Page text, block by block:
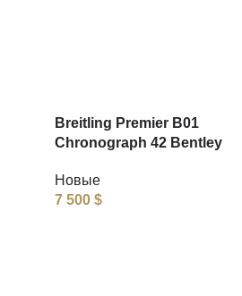
Breitling Premier B01
Chronograph 42 Bentley
Новые
7 500 $